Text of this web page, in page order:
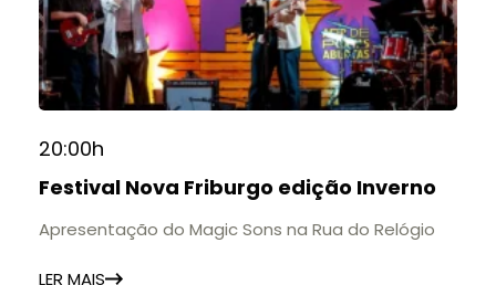
20:00h
Festival Nova Friburgo edição Inverno
Apresentação do Magic Sons na Rua do Relógio
LER MAIS